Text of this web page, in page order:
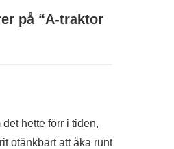
på “A-traktor
hette förr i tiden,
otänkbart att åka runt